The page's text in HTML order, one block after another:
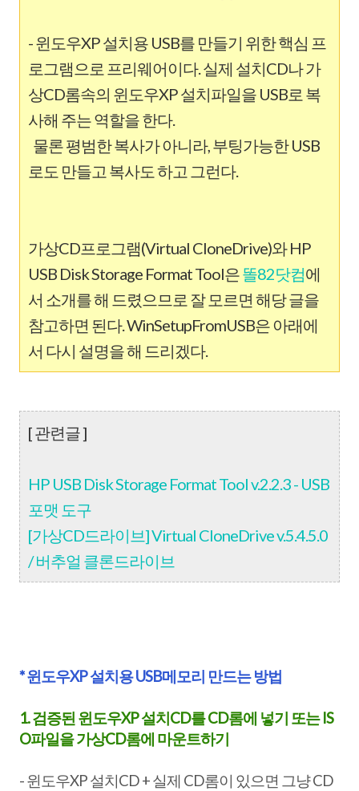
- 윈도우XP 설치용 USB를 만들기 위한 핵심 프
로그램으로 프리웨어이다. 실제 설치CD나 가
상CD롬속의 윈도우XP 설치파일을 USB로 복
사해 주는 역할을 한다.
물론 평범한 복사가 아니라, 부팅가능한 USB
로도 만들고 복사도 하고 그런다.
가상CD프로그램(Virtual CloneDrive)와 HP
USB Disk Storage Format Tool은똘82닷컴에
서 소개를 해 드렸으므로 잘 모르면 해당 글을
참고하면 된다. WinSetupFromUSB은 아래에
서 다시 설명을 해 드리겠다.
[ 관련글 ]
HP USB Disk Storage Format Tool v.2.2.3 - USB
포맷 도구
[가상CD드라이브] Virtual CloneDrive v.5.4.5.0
/ 버추얼 클론드라이브
* 윈도우XP 설치용 USB메모리 만드는 방법
1. 검증된 윈도우XP 설치CD를 CD롬에 넣기 또는 IS
O파일을 가상CD롬에 마운트하기
- 윈도우XP 설치CD + 실제 CD롬이 있으면 그냥 CD